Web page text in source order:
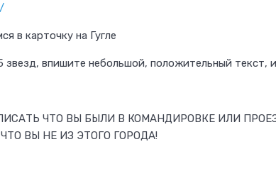
в карточку на Гугле
звезд, впишите небольшой, положительный текст,
ЧТО ВЫ БЫЛИ В КОМАНДИРОВКЕ ИЛИ
ВЫ НЕ ИЗ ЭТОГО ГОРОДА!